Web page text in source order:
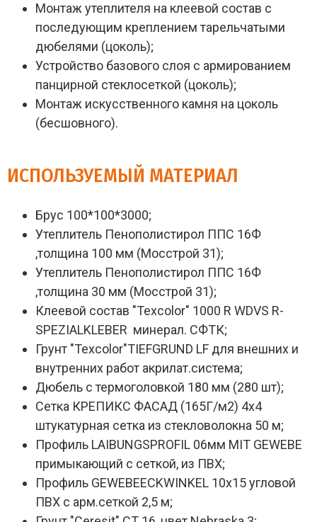
Монтаж утеплителя на клеевой состав с
последующим креплением тарельчатыми
дюбелями (цоколь);
Устройство базового слоя с армированием
панцирной стеклосеткой (цоколь);
Монтаж искусственного камня на цоколь
(бесшовного).
ИСПОЛЬЗУЕМЫЙ МАТЕРИАЛ
Брус 100*100*3000;
Утеплитель Пенополистирол ППС 16Ф
,толщина 100 мм (Мосстрой 31);
Утеплитель Пенополистирол ППС 16Ф
,толщина 30 мм (Мосстрой 31);
Клеевой состав "Texcolor" 1000 R WDVS R-
SPEZIALKLEBER минерал. СФТК;
Грунт "Texcolor"TIEFGRUND LF для внешних и
внутренних работ акрилат.система;
Дюбель с термоголовкой 180 мм (280 шт);
Сетка КРЕПИКС ФАСАД (165Г/м2) 4х4
штукатурная сетка из стекловолокна 50 м;
Профиль LAIBUNGSPROFIL 06мм MIT GEWEBE
примыкающий с сеткой, из ПВХ;
Профиль GEWEBEECKWINKEL 10х15 угловой
ПВХ с арм.сеткой 2,5 м;